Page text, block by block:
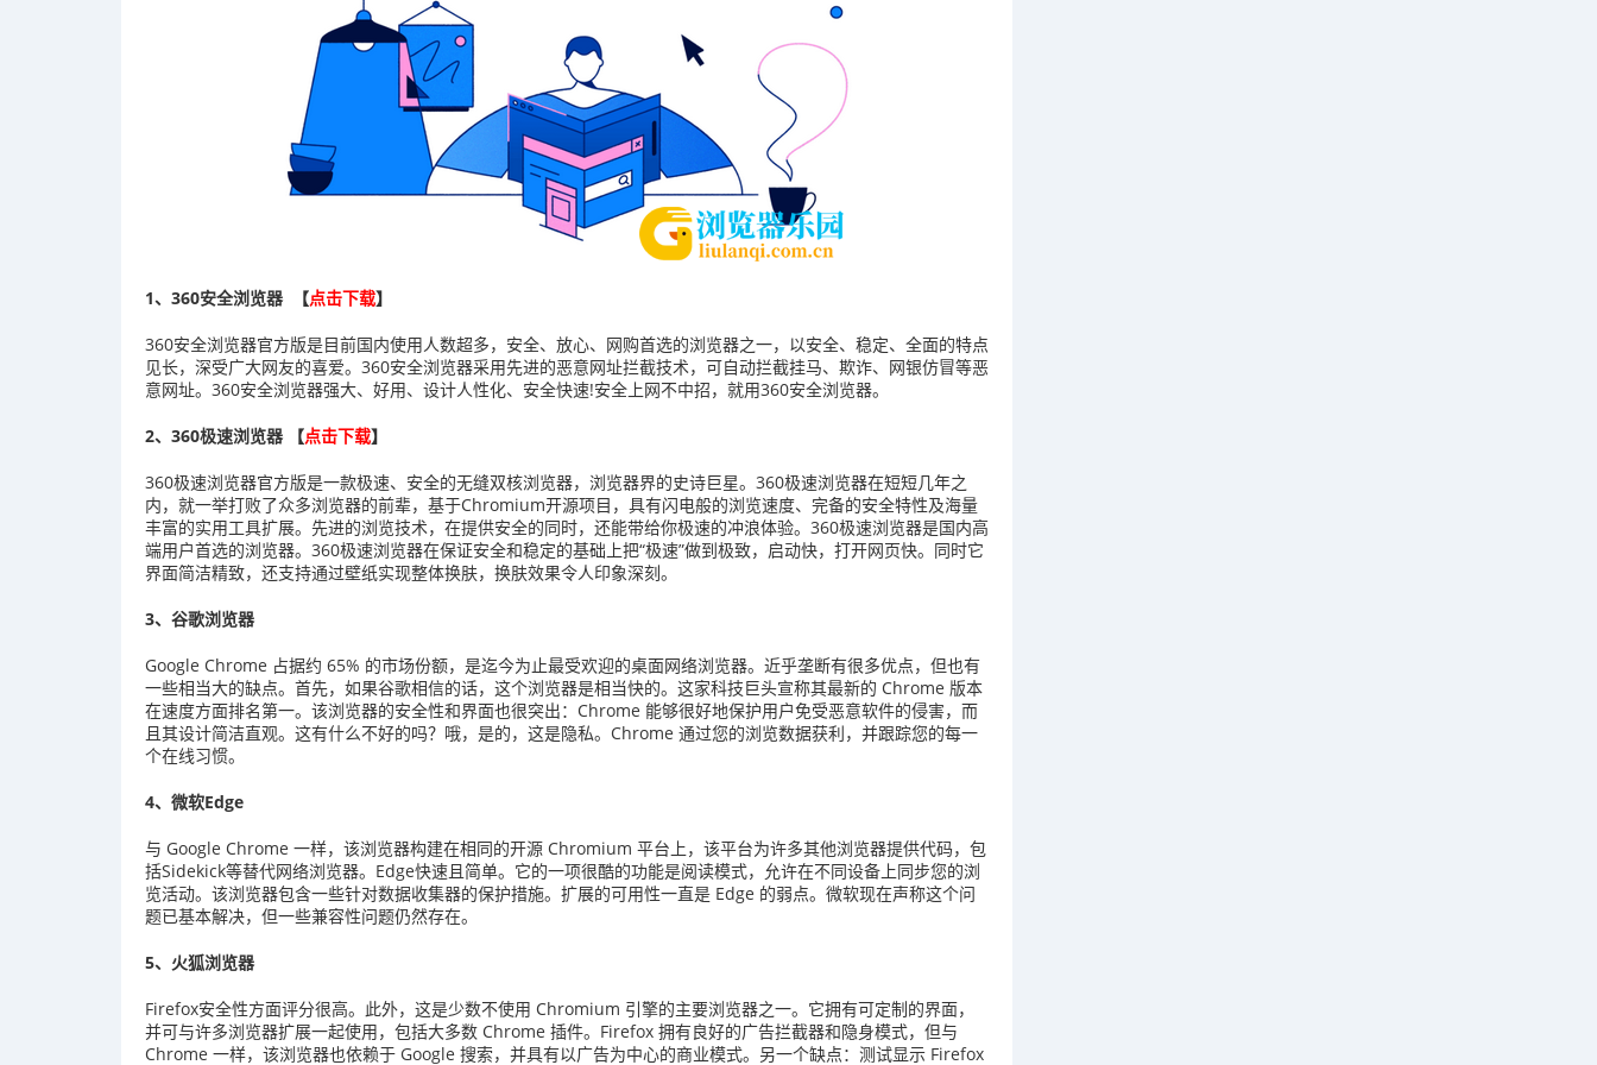
1、360安全浏览器 【点击下载】
360安全浏览器官方版是目前国内使用人数超多，安全、放心、网购首选的浏览器之一，以安全、稳定、全面的特点
见长，深受广大网友的喜爱。360安全浏览器采用先进的恶意网址拦截技术，可自动拦截挂马、欺诈、网银仿冒等恶
意网址。360安全浏览器强大、好用、设计人性化、安全快速!安全上网不中招，就用360安全浏览器。
2、360极速浏览器 【点击下载】
360极速浏览器官方版是一款极速、安全的无缝双核浏览器，浏览器界的史诗巨星。360极速浏览器在短短几年之
内，就一举打败了众多浏览器的前辈，基于Chromium开源项目，具有闪电般的浏览速度、完备的安全特性及海量
丰富的实用工具扩展。先进的浏览技术，在提供安全的同时，还能带给你极速的冲浪体验。360极速浏览器是国内高
端用户首选的浏览器。360极速浏览器在保证安全和稳定的基础上把“极速”做到极致，启动快，打开网页快。同时它
界面简洁精致，还支持通过壁纸实现整体换肤，换肤效果令人印象深刻。
3、谷歌浏览器
Google Chrome 占据约 65% 的市场份额，是迄今为止最受欢迎的桌面网络浏览器。近乎垄断有很多优点，但也有
一些相当大的缺点。首先，如果谷歌相信的话，这个浏览器是相当快的。这家科技巨头宣称其最新的 Chrome 版本
在速度方面排名第一。该浏览器的安全性和界面也很突出：Chrome 能够很好地保护用户免受恶意软件的侵害，而
且其设计简洁直观。这有什么不好的吗？哦，是的，这是隐私。Chrome 通过您的浏览数据获利，并跟踪您的每一
个在线习惯。
4、微软Edge
与 Google Chrome 一样，该浏览器构建在相同的开源 Chromium 平台上，该平台为许多其他浏览器提供代码，包
括Sidekick等替代网络浏览器。Edge快速且简单。它的一项很酷的功能是阅读模式，允许在不同设备上同步您的浏
览活动。该浏览器包含一些针对数据收集器的保护措施。扩展的可用性一直是 Edge 的弱点。微软现在声称这个问
题已基本解决，但一些兼容性问题仍然存在。
5、火狐浏览器
Firefox安全性方面评分很高。此外，这是少数不使用 Chromium 引擎的主要浏览器之一。它拥有可定制的界面，
并可与许多浏览器扩展一起使用，包括大多数 Chrome 插件。Firefox 拥有良好的广告拦截器和隐身模式，但与
Chrome 一样，该浏览器也依赖于 Google 搜索，并具有以广告为中心的商业模式。另一个缺点：测试显示 Firefox